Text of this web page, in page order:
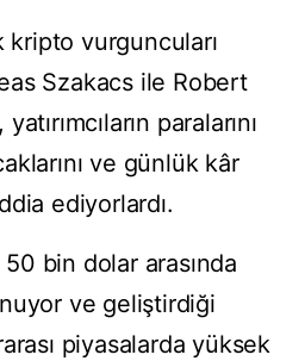
kripto vurguncuları
Szakacs ile Robert
paralarını
ve günlük kâr
ediyorlardı.
bin dolar arasında
ve geliştirdiği
piyasalarda yüksek